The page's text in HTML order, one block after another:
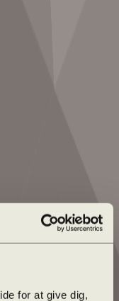
for at give dig,